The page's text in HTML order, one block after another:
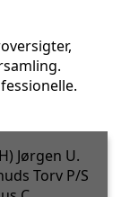
Jørgen U.
Torv P/S